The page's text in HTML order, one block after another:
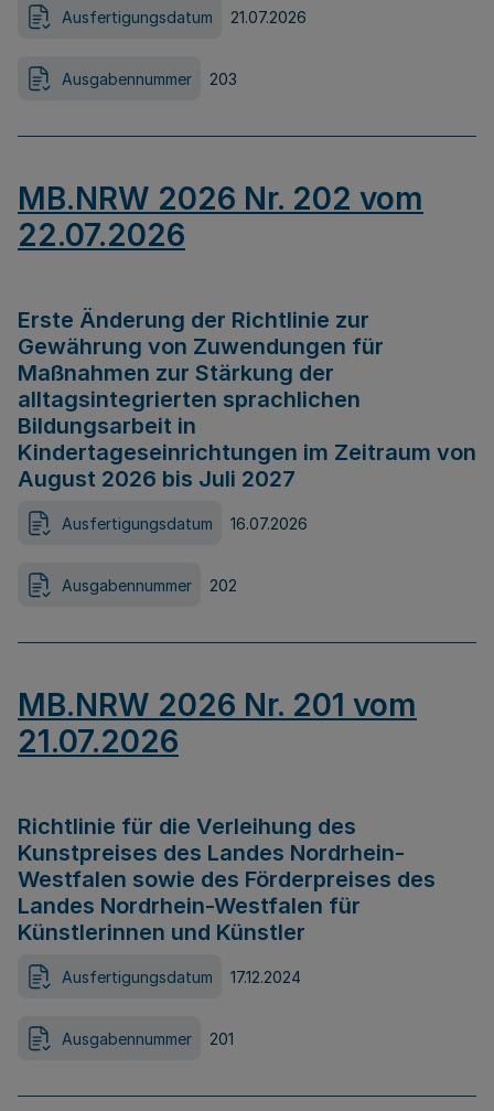
Ausfertigungsdatum 21.07.2026
Ausgabennummer 203
MB.NRW 2026 Nr. 202 vom
22.07.2026
Erste Änderung der Richtlinie zur
Gewährung von Zuwendungen für
Maßnahmen zur Stärkung der
alltagsintegrierten sprachlichen
Bildungsarbeit in
Kindertageseinrichtungen im Zeitraum von
August 2026 bis Juli 2027
Ausfertigungsdatum 16.07.2026
Ausgabennummer 202
MB.NRW 2026 Nr. 201 vom
21.07.2026
Richtlinie für die Verleihung des
Kunstpreises des Landes Nordrhein-
Westfalen sowie des Förderpreises des
Landes Nordrhein-Westfalen für
Künstlerinnen und Künstler
Ausfertigungsdatum 17.12.2024
Ausgabennummer 201